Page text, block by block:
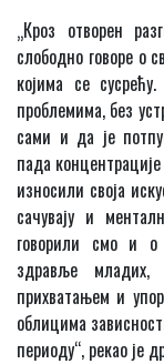
„Кроз отворен
слободно говоре о
којима се
проблемима, без
сами и да је
пада
износили своја
сачувају и
говорили смо и о
здравље младих,
прихватањем и
облицима
периоду“, рекао је